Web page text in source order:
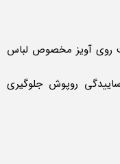
روی آویز مخصوص لباس
روپوش جلوگیری